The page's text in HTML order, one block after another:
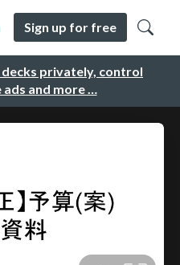
privately, control
and more …
Sign up for free